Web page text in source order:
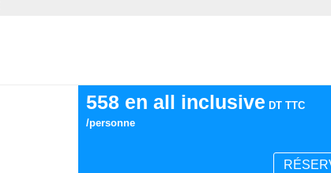
558 en all inclusive DT TTC
/personne